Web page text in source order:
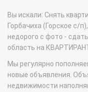
Вы искали: Снять
Горбачиха (Горское с/
недорого с фото -
область на
Мы регулярно
новые объявления.
недвижимости